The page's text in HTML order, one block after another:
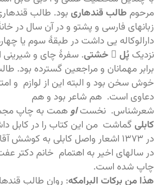
مرحوم طالب قندهاری بود. طالب
زبانهای فارسی و پشتو و در آن سال در
دارالوکاله یی داشت در طبقۀ سوم یا
نزدیک پُل ِ خشتی. سفرۀ چای و
برابر مهمانان و مراجعین گسترده بود.
خوش سخن بود و البته این از لوازم و
دعاوی است. هم شاعر بود و هم
شعرشناس. نخستاوهمت به چاپ
کابلی گماشت من این کتاب را در کابل
در ۱۳۷۳ اشعار واصل کابلی به کوشش
در سالهای اخیر به اهتمام خانم دکتر
چاپ شده است.
هذا من برکات البرامکه: روان طالب